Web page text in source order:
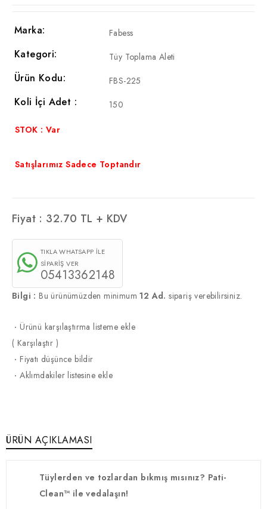
Marka: Fabess
Kategori: Tüy Toplama Aleti
Ürün Kodu: FBS-225
Koli İçi Adet : 150
STOK : Var
Satışlarımız Sadece Toptandır
Fiyat : 32.70 TL + KDV
TIKLA WHATSAPP İLE
SİPARİŞ VER
05413362148
Bilgi : Bu ürünümüzden minimum12 Ad. sipariş verebilirsiniz.
·Ürünü karşılaştırma listeme ekle
( Karşılaştır )
·Fiyatı düşünce bildir
·Aklımdakiler listesine ekle
ÜRÜN AÇIKLAMASI
Tüylerden ve tozlardan bıkmış mısınız? Pati-
Clean™ ile vedalaşın!